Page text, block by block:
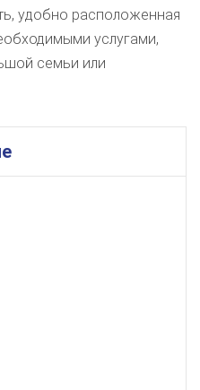
удобно расположенная
услугами,
семьи или